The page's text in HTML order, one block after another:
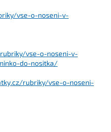
vse-o-noseni-v-
vse-o-noseni-v-
do-nositka/
rubriky/vse-o-noseni-